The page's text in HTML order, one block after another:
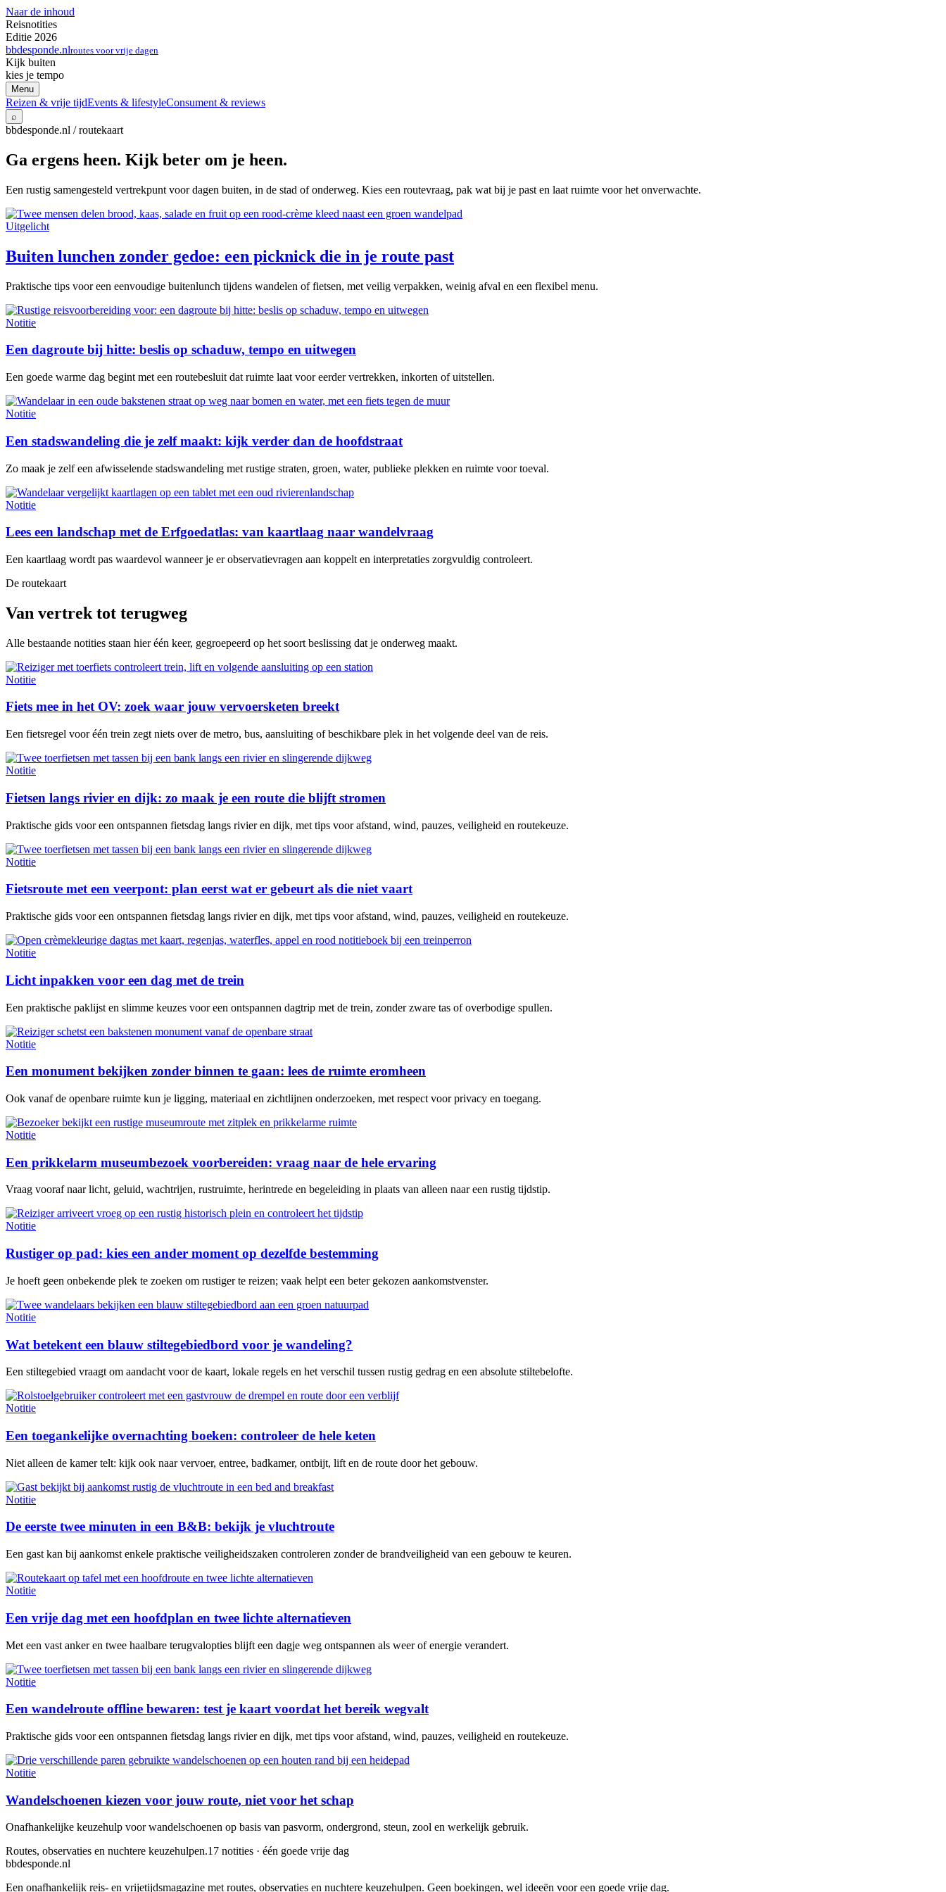
Naar de inhoud
Reisnotities
Editie 2026
bbdesponde.nlroutes voor vrije dagen
Kijk buiten
kies je tempo
Menu
Reizen & vrije tijdEvents & lifestyleConsument & reviews
⌕
bbdesponde.nl / routekaart
Ga ergens heen. Kijk beter om je heen.
Een rustig samengesteld vertrekpunt voor dagen buiten, in de stad of onderweg. Kies een routevraag, pak wat bij je past en laat ruimte voor het onverwachte.
Uitgelicht
Buiten lunchen zonder gedoe: een picknick die in je route past
Praktische tips voor een eenvoudige buitenlunch tijdens wandelen of fietsen, met veilig verpakken, weinig afval en een flexibel menu.
Notitie
Een dagroute bij hitte: beslis op schaduw, tempo en uitwegen
Een goede warme dag begint met een routebesluit dat ruimte laat voor eerder vertrekken, inkorten of uitstellen.
Notitie
Een stadswandeling die je zelf maakt: kijk verder dan de hoofdstraat
Zo maak je zelf een afwisselende stadswandeling met rustige straten, groen, water, publieke plekken en ruimte voor toeval.
Notitie
Lees een landschap met de Erfgoedatlas: van kaartlaag naar wandelvraag
Een kaartlaag wordt pas waardevol wanneer je er observatievragen aan koppelt en interpretaties zorgvuldig controleert.
De routekaart
Van vertrek tot terugweg
Alle bestaande notities staan hier één keer, gegroepeerd op het soort beslissing dat je onderweg maakt.
Notitie
Fiets mee in het OV: zoek waar jouw vervoersketen breekt
Een fietsregel voor één trein zegt niets over de metro, bus, aansluiting of beschikbare plek in het volgende deel van de reis.
Notitie
Fietsen langs rivier en dijk: zo maak je een route die blijft stromen
Praktische gids voor een ontspannen fietsdag langs rivier en dijk, met tips voor afstand, wind, pauzes, veiligheid en routekeuze.
Notitie
Fietsroute met een veerpont: plan eerst wat er gebeurt als die niet vaart
Praktische gids voor een ontspannen fietsdag langs rivier en dijk, met tips voor afstand, wind, pauzes, veiligheid en routekeuze.
Notitie
Licht inpakken voor een dag met de trein
Een praktische paklijst en slimme keuzes voor een ontspannen dagtrip met de trein, zonder zware tas of overbodige spullen.
Notitie
Een monument bekijken zonder binnen te gaan: lees de ruimte eromheen
Ook vanaf de openbare ruimte kun je ligging, materiaal en zichtlijnen onderzoeken, met respect voor privacy en toegang.
Notitie
Een prikkelarm museumbezoek voorbereiden: vraag naar de hele ervaring
Vraag vooraf naar licht, geluid, wachtrijen, rustruimte, herintrede en begeleiding in plaats van alleen naar een rustig tijdstip.
Notitie
Rustiger op pad: kies een ander moment op dezelfde bestemming
Je hoeft geen onbekende plek te zoeken om rustiger te reizen; vaak helpt een beter gekozen aankomstvenster.
Notitie
Wat betekent een blauw stiltegebiedbord voor je wandeling?
Een stiltegebied vraagt om aandacht voor de kaart, lokale regels en het verschil tussen rustig gedrag en een absolute stiltebelofte.
Notitie
Een toegankelijke overnachting boeken: controleer de hele keten
Niet alleen de kamer telt: kijk ook naar vervoer, entree, badkamer, ontbijt, lift en de route door het gebouw.
Notitie
De eerste twee minuten in een B&B: bekijk je vluchtroute
Een gast kan bij aankomst enkele praktische veiligheidszaken controleren zonder de brandveiligheid van een gebouw te keuren.
Notitie
Een vrije dag met een hoofdplan en twee lichte alternatieven
Met een vast anker en twee haalbare terugvalopties blijft een dagje weg ontspannen als weer of energie verandert.
Notitie
Een wandelroute offline bewaren: test je kaart voordat het bereik wegvalt
Praktische gids voor een ontspannen fietsdag langs rivier en dijk, met tips voor afstand, wind, pauzes, veiligheid en routekeuze.
Notitie
Wandelschoenen kiezen voor jouw route, niet voor het schap
Onafhankelijke keuzehulp voor wandelschoenen op basis van pasvorm, ondergrond, steun, zool en werkelijk gebruik.
Routes, observaties en nuchtere keuzehulpen.17 notities · één goede vrije dag
bbdesponde.nl
Een onafhankelijk reis- en vrijetijdsmagazine met routes, observaties en nuchtere keuzehulpen. Geen boekingen, wel ideeën voor een goede vrije dag.